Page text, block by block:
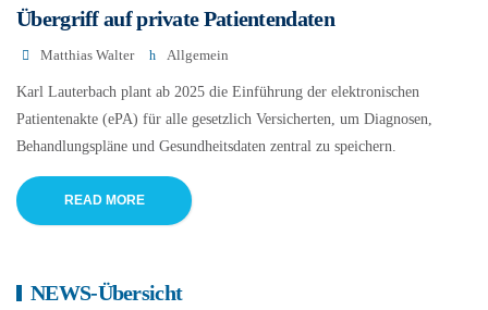
Übergriff auf private Patientendaten
Matthias Walter Allgemein
Karl Lauterbach plant ab 2025 die Einführung der elektronischen
Patientenakte (ePA) für alle gesetzlich Versicherten, um Diagnosen,
Behandlungspläne und Gesundheitsdaten zentral zu speichern.
READ MORE
NEWS-Übersicht